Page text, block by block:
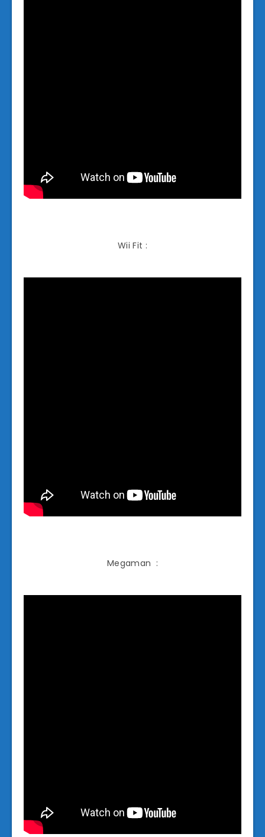
Wii Fit :
Megaman :